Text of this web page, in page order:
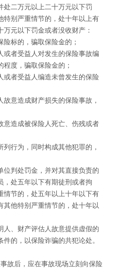
处二万元以上二十万元以下罚
特别严重情节的，处十年以上有
元以下罚金或者没收财产：
险标的，骗取保险金的；
或者受益人对发生的保险事故编
度，骗取保险金的；
或者受益人编造未曾发生的保险
故意造成财产损失的保险事故，
意造成被保险人死亡、伤残或者
行为，同时构成其他犯罪的，
位判处罚金，并对其直接负责的
，处五年以下有期徒刑或者拘
情节的，处五年以上十年以下有
其他特别严重情节的，处十年以
人、财产评估人故意提供虚假的
的，以保险诈骗的共犯论处。
故后，应在事故现场立刻向保险